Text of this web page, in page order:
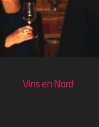
Vins en Nord